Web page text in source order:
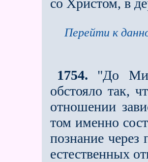
со Христом, в
Перейти к
1754. "До
обстояло так,
отношении
том именно
познание через
естественных